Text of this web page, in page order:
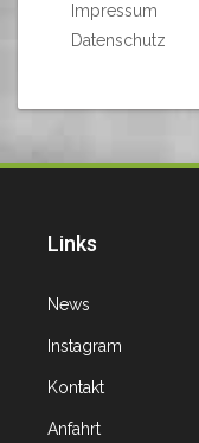
Impressum
Datenschutz
Links
News
Instagram
Kontakt
Anfahrt